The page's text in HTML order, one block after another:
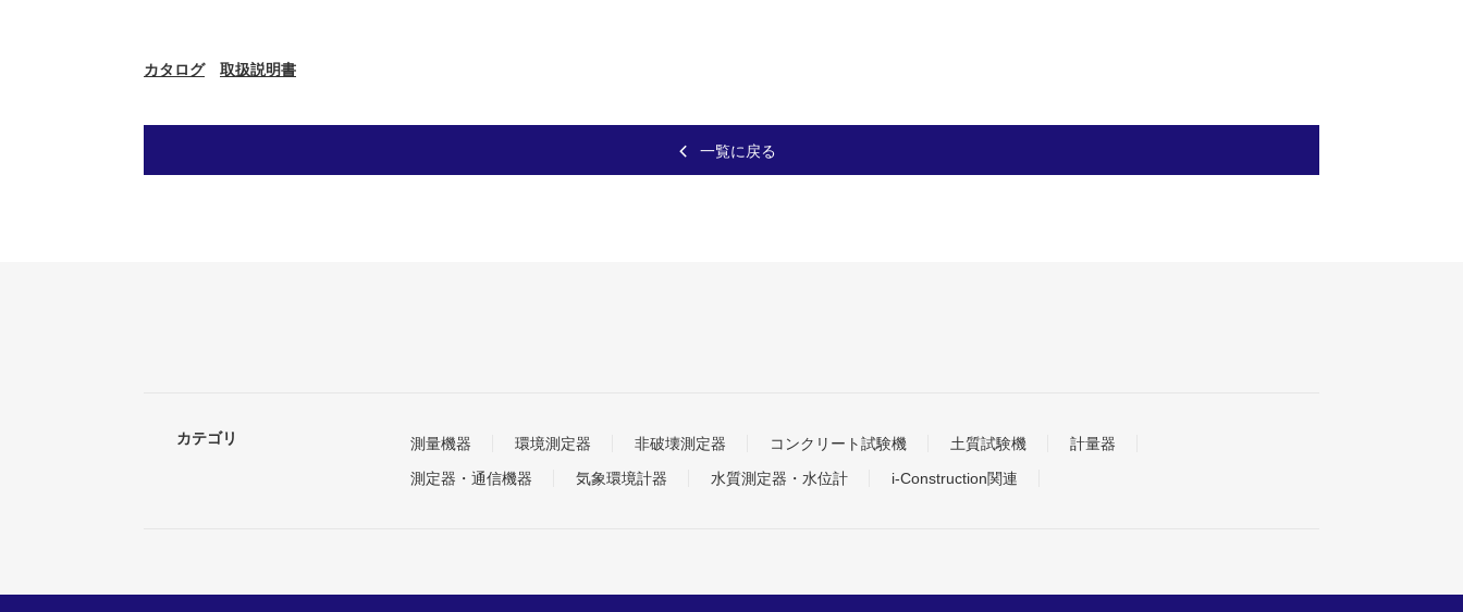
カタログ 取扱説明書
一覧に戻る
カテゴリ 測量機器 環境測定器 非破壊測定器 コンクリート試験機 土質試験機
計量器
測定器・通信機器
気象環境計器 水質測定器・水位計 i-Construction関連